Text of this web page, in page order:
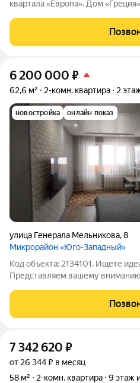
квартала «Европа». Дом «Греция» это современный жилой
Здесь продумано всё для
двор без машин,
6 200 000 ₽
62,6 м² 2-комн. квартира 2
новостройка онлайн показ
улица Генерала Мельникова,8
Микрорайон «Юго-Западный»
Код объекта: 2134101. Ищете
Представляем вашему
на втором этаже 11-этажного
2013 году. Общая
7 342 620 ₽
от 26 344 ₽ в месяц
58 м²
2-комн. квартира 9 этаж